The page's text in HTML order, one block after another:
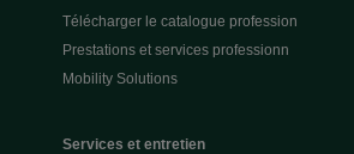
Télécharger le catalogue profession
Prestations et services professionn
Mobility Solutions
Services et entretien